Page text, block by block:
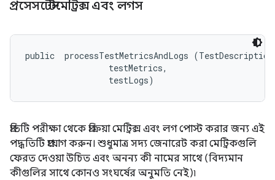
প্রসেসটেস্টমেট্রিক্স এবং লগস
public
processTestMetricsAndLogs
testMetrics,
testLogs)
প্রতিটি পরীক্ষা থেকে প্রক্রিয়া মেট্রিক্স এবং লগ পোস্ট করার জন্য এই
পদ্ধতিটি প্রয়োগ করুন। শুধুমাত্র সদ্য জেনারেট করা মেট্রিকগুলি
ফেরত দেওয়া উচিত এবং অনন্য কী নামের সাথে (বিদ্যমান
কীগুলির সাথে কোনও সংঘর্ষের অনুমতি নেই)৷